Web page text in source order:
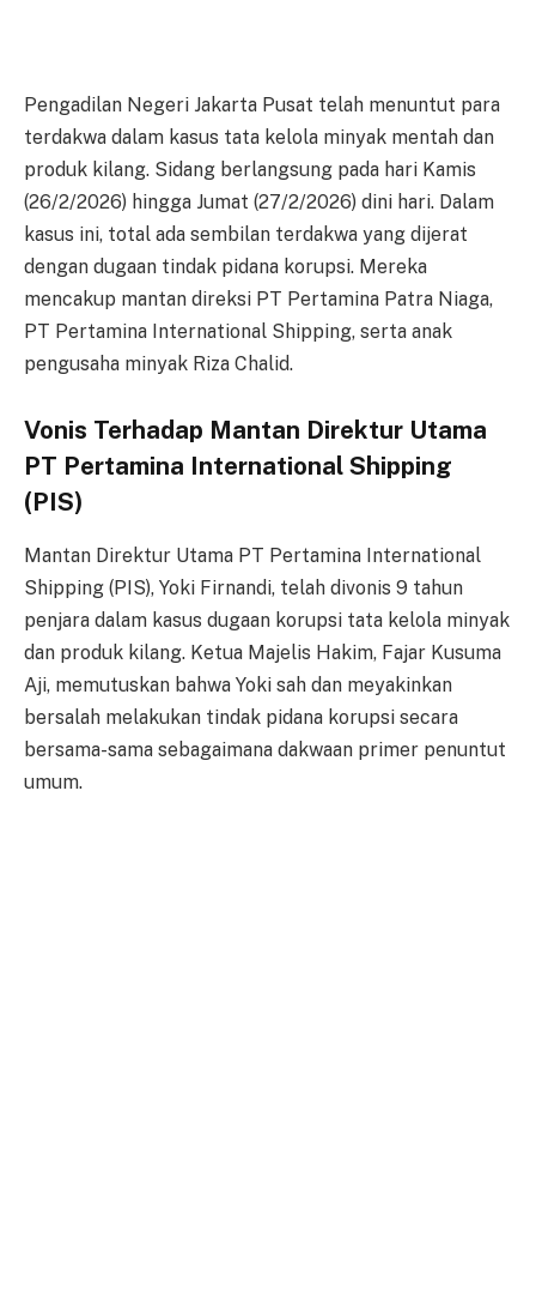
Pengadilan Negeri Jakarta Pusat telah menuntut para
terdakwa dalam kasus tata kelola minyak mentah dan
produk kilang. Sidang berlangsung pada hari Kamis
(26/2/2026) hingga Jumat (27/2/2026) dini hari. Dalam
kasus ini, total ada sembilan terdakwa yang dijerat
dengan dugaan tindak pidana korupsi. Mereka
mencakup mantan direksi PT Pertamina Patra Niaga,
PT Pertamina International Shipping, serta anak
pengusaha minyak Riza Chalid.
Vonis Terhadap Mantan Direktur Utama
PT Pertamina International Shipping
(PIS)
Mantan Direktur Utama PT Pertamina International
Shipping (PIS), Yoki Firnandi, telah divonis 9 tahun
penjara dalam kasus dugaan korupsi tata kelola minyak
dan produk kilang. Ketua Majelis Hakim, Fajar Kusuma
Aji, memutuskan bahwa Yoki sah dan meyakinkan
bersalah melakukan tindak pidana korupsi secara
bersama-sama sebagaimana dakwaan primer penuntut
umum.